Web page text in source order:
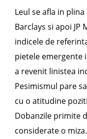
Leul se afla in
Barclays si apoi JP
indicele de
pietele emergente
a revenit linistea
Pesimismul pare
cu o atitudine
Dobanzile primite
considerate o